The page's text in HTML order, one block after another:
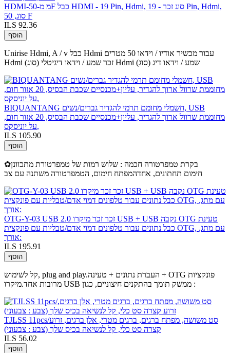
HDMI-מ מ-50F כבל HDMI - 19 Pin, Hdmi, סוג זכר - 19 Pin, Hdmi,
סוג, 50 F
ILS 92.36
הוסף
Unirise Hdmi, A / v כבל Hdmi עבור מכשיר אודיו / וידאו 50 מטרים
Hdmi (סוג) זכר שמע / וידאו דיגיטלי Hdmi (סוג) שמע / וידאו דיג
BIQUANTANG חשמלי מחומם תרמי להגדיר גברים/נשים, USB
מחוממת שרוול ארוך להגדיר, עליון+מכנסיים שכבת הבסיס, 20 אזור חום,
על יוניסקס,
ILS 105.90
הוסף
✿בקרת טמפרטורה חכמה : שלוש רמות של טמפרטורת מתכוונן
חימום תחתונים, אחדהמפתח חימום, הטמפרטורה משתנה עם צב
OTG-Y-03 USB 2.0 זכר זכר מיקרו USB + USB נקבה OTG טעינת
כבל נתונים עבור טלפונים דמוי אדם/טבליות עם פונקצית OTG, עם מתג,
אורך:
ILS 195.91
הוסף
קל לשימוש, plug and play.העברת נתונים + טעינה + OTG פונקציות
מרובות אחד.מיקרו USB ממשק תומך בהתקנים חיצוניים, כגון :
TJLSS 11pcs/סט משושה, מפתח ברגים, ברגים מטרי, אלן ברגים, זרוע
קצרה סט כלי, קל לנשיאה בכיס שלך (צבע : צבעוני)
ILS 56.02
הוסף